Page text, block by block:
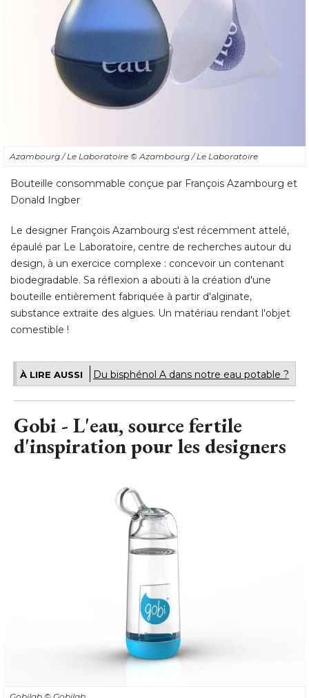
Azambourg / Le Laboratoire © Azambourg / Le Laboratoire
Bouteille consommable conçue par François Azambourg et
Donald Ingber
Le designer François Azambourg s'est récemment attelé,
épaulé par Le Laboratoire, centre de recherches autour du
design, à un exercice complexe : concevoir un contenant
biodegradable. Sa réflexion a abouti à la création d'une
bouteille entièrement fabriquée à partir d'alginate,
substance extraite des algues. Un matériau rendant l'objet
comestible !
À LIRE AUSSI Du bisphénol A dans notre eau potable ?
Gobi - L'eau, source fertile
d'inspiration pour les designers